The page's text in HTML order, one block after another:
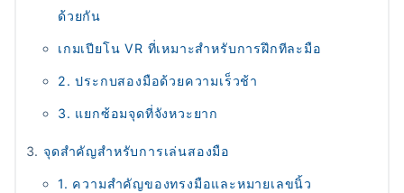
ด้วยกัน
เกมเปียโน VR ที่เหมาะสำหรับการฝึกทีละมือ
2. ประกบสองมือด้วยความเร็วช้า
3. แยกซ้อมจุดที่จังหวะยาก
จุดสำคัญสำหรับการเล่นสองมือ
1. ความสำคัญของทรงมือและหมายเลขนิ้ว